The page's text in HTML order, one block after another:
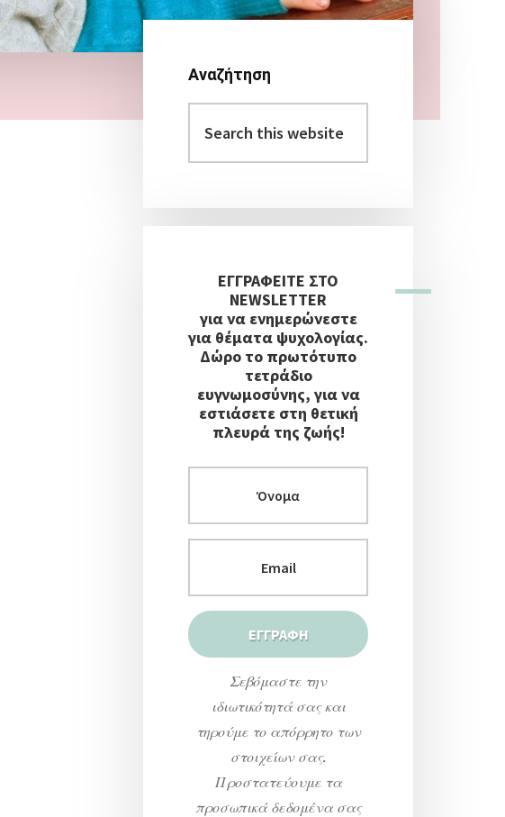
Αρχική
Πλευρική
Στήλη
Αναζήτηση
this
website
ΕΓΓΡΑΦΕΙΤΕ ΣΤΟ
NEWSLETTER
για να ενημερώνεστε
για θέματα ψυχολογίας.
Δώρο το πρωτότυπο
τετράδιο
ευγνωμοσύνης, για να
εστιάσετε στη θετική
πλευρά της ζωής!
Σεβόμαστε την
ιδιωτικότητά σας και
τηρούμε το απόρρητο των
στοιχείων σας.
Προστατεύουμε τα
προσωπικά δεδομένα σας